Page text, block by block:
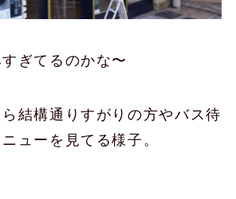
ぎてるのかな〜
結構通りすがりの方やバス待
ューを見てる様子。